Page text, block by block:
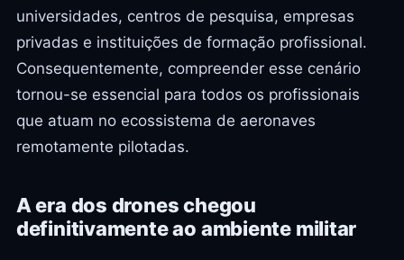
universidades, centros de pesquisa, empresas
privadas e instituições de formação profissional.
Consequentemente, compreender esse cenário
tornou-se essencial para todos os profissionais
que atuam no ecossistema de aeronaves
remotamente pilotadas.
A era dos drones chegou
definitivamente ao ambiente militar